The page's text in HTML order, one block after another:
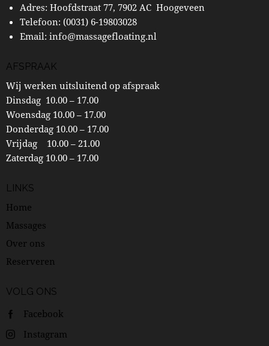
Adres: Hoofdstraat 77, 7902 AC Hoogeveen
Telefoon: (0031) 6-19803028
Email: info@massagefloating.nl
AFSPRAAK
Wij werken uitsluitend op afspraak
Dinsdag 10.00 – 17.00
Woensdag 10.00 – 17.00
Donderdag 10.00 – 17.00
Vrijdag 10.00 – 21.00
Zaterdag 10.00 – 17.00
LINKS
Home
Massages
Over ons
Reserveren
VOLG ONS
Facebook
Instagram